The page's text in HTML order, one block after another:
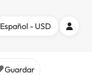
Español - USD
Guardar